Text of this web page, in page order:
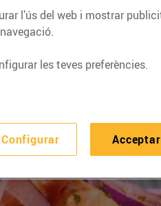
ENERGIA
l’ús del web i mostrar
les teves preferències.
Configurar Acceptar